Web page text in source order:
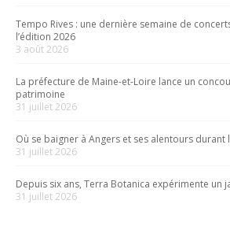
Tempo Rives : une dernière semaine de
l’édition 2026
3 août 2026
La préfecture de Maine-et-Loire lance un
patrimoine
31 juillet 2026
Où se baigner à Angers et ses alentours durant
31 juillet 2026
Depuis six ans, Terra Botanica expérimente un
31 juillet 2026